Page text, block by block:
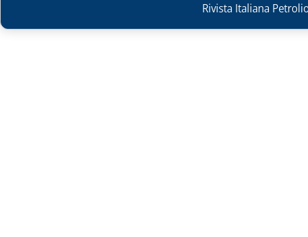
Rivista Italiana